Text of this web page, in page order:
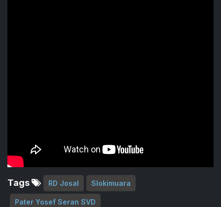
Tags RD Josal Slokimuara
Pater Yosef Seran SVD